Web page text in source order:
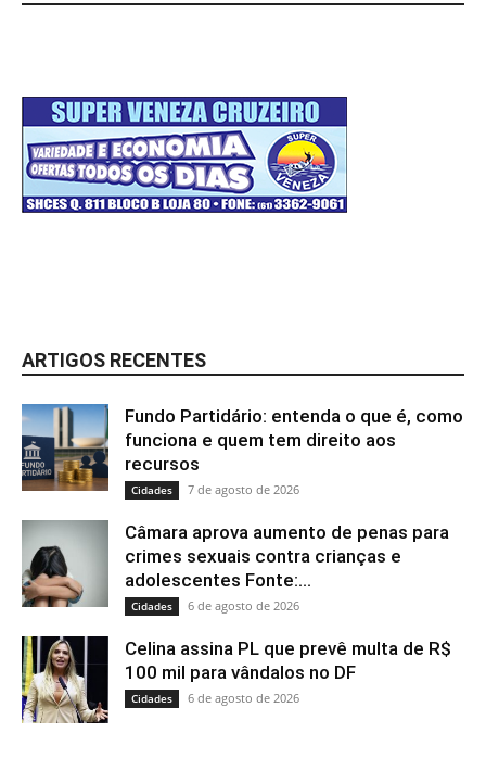
ARTIGOS RECENTES
Fundo Partidário: entenda o que é, como
funciona e quem tem direito aos
recursos
Cidades 7 de agosto de 2026
Câmara aprova aumento de penas para
crimes sexuais contra crianças e
adolescentes Fonte:...
Cidades 6 de agosto de 2026
Celina assina PL que prevê multa de R$
100 mil para vândalos no DF
Cidades 6 de agosto de 2026